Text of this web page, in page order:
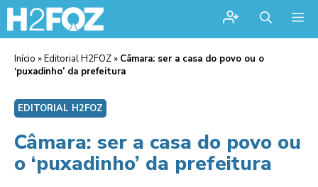
Início »Editorial H2FOZ » Câmara: ser a casa do povo ou o
‘puxadinho’ da prefeitura
EDITORIAL H2FOZ
Câmara: ser a casa do povo ou
o ‘puxadinho’ da prefeitura